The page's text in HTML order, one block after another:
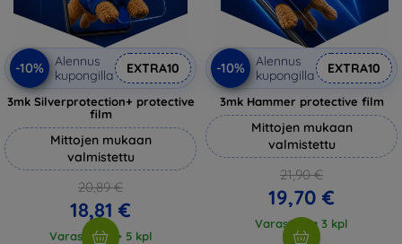
-10%
Alennus
kupongilla
EXTRA10
3mk Silverprotection+ protective
film
Mittojen mukaan
valmistettu
20,89 €
18,81 €
Varastossa > 5 kpl
-10%
Alennus
kupongilla
EXTRA10
3mk Hammer protective film
Mittojen mukaan
valmistettu
21,90 €
19,70 €
Varastossa 3 kpl